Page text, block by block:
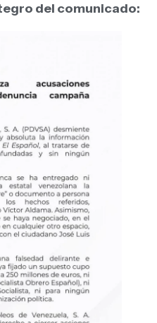
del comunicado: